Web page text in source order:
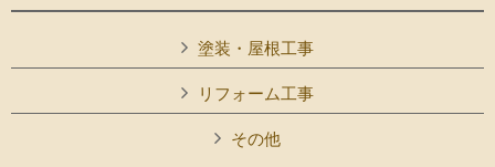
塗装・屋根工事
リフォーム工事
その他